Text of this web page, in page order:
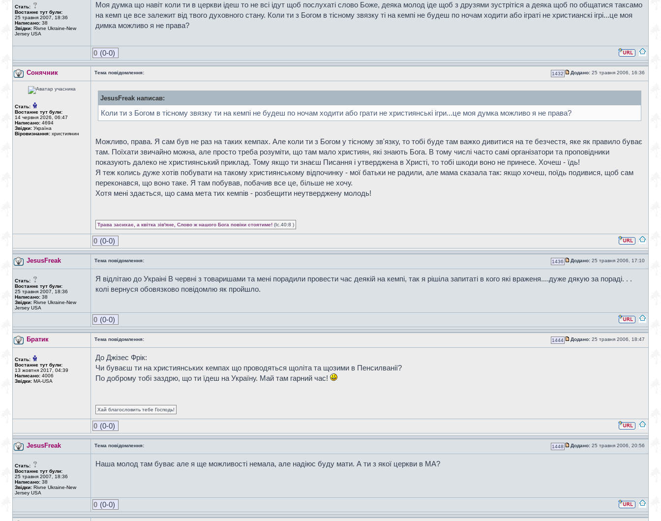
Стать:
Востаннє тут були:
25 травня 2007, 18:36
Написано: 38
Звідки: Rivne Ukraine-New
Jersey USA
Моя думка що навіт коли ти в церкви ідеш то не всі ідут щоб послухаті слово Боже, деяка молод іде щоб з друзями зустрітіся а деяка щоб по общатися таксамо
на кемп це все залежит від твого духовного стану. Коли ти з Богом в тісному звязку ті на кемпі не будеш по ночам ходити або іграті не христианскі ігрі...це моя
димка можливо я не права?
0 (0-0)
Сонячник Тема повідомлення: 1432 Додано: 25 травня 2006, 16:36
Стать:
Востаннє тут були:
14 червня 2026, 06:47
Написано: 4694
Звідки: Україна
Віровизнання: християнин
JesusFreak написав:
Коли ти з Богом в тісному звязку ти на кемпі не будеш по ночам ходити або грати не християнські ігри...це моя думка можливо я не права?
Можливо, права. Я сам був не раз на таких кемпах. Але коли ти з Богом у тісному зв'язку, то тобі буде там важко дивитися на те безчестя, яке як правило буває
там. Поїхати звичайно можна, але просто треба розуміти, що там мало християн, які знають Бога. В тому числі часто самі організатори та проповідники
показують далеко не християнський приклад. Тому якщо ти знаєш Писання і утверджена в Христі, то тобі шкоди воно не принесе. Хочеш - їдь!
Я теж колись дуже хотів побувати на такому християнському відпочинку - мої батьки не радили, але мама сказала так: якщо хочеш, поїдь подивися, щоб сам
переконався, що воно таке. Я там побував, побачив все це, більше не хочу.
Хотя мені здається, що сама мета тих кемпів - розбещити неутверджену молодь!
Трава засихає, а квітка зів'яне, Слово ж нашого Бога повіки стоятиме! (Іс.40:8 )
0 (0-0)
JesusFreak Тема повідомлення: 1436 Додано: 25 травня 2006, 17:10
Стать:
Востаннє тут були:
25 травня 2007, 18:36
Написано: 38
Звідки: Rivne Ukraine-New
Jersey USA
Я відлітаю до Украіні В червні з товаришами та мені порадили провести час деякій на кемпі, так я рішіла запитаті в кого які враженя....дуже дякую за пораді. . .
колі вернуся обовязково повідомлю як пройшло.
0 (0-0)
Братик Тема повідомлення: 1444 Додано: 25 травня 2006, 18:47
Стать:
Востаннє тут були:
13 жовтня 2017, 04:39
Написано: 4006
Звідки: MA-USA
До Джізес Фрік:
Чи буваєш ти на християнських кемпах що проводяться щоліта та щозими в Пенсилванії?
По доброму тобі заздрю, що ти їдеш на Україну. Май там гарний час!
Хай благословить тебе Господь!
0 (0-0)
JesusFreak Тема повідомлення: 1448 Додано: 25 травня 2006, 20:56
Стать:
Востаннє тут були:
25 травня 2007, 18:36
Написано: 38
Звідки: Rivne Ukraine-New
Jersey USA
Наша молод там буває але я ще можливості немала, але надіюс буду мати. А ти з якої церкви в МА?
0 (0-0)